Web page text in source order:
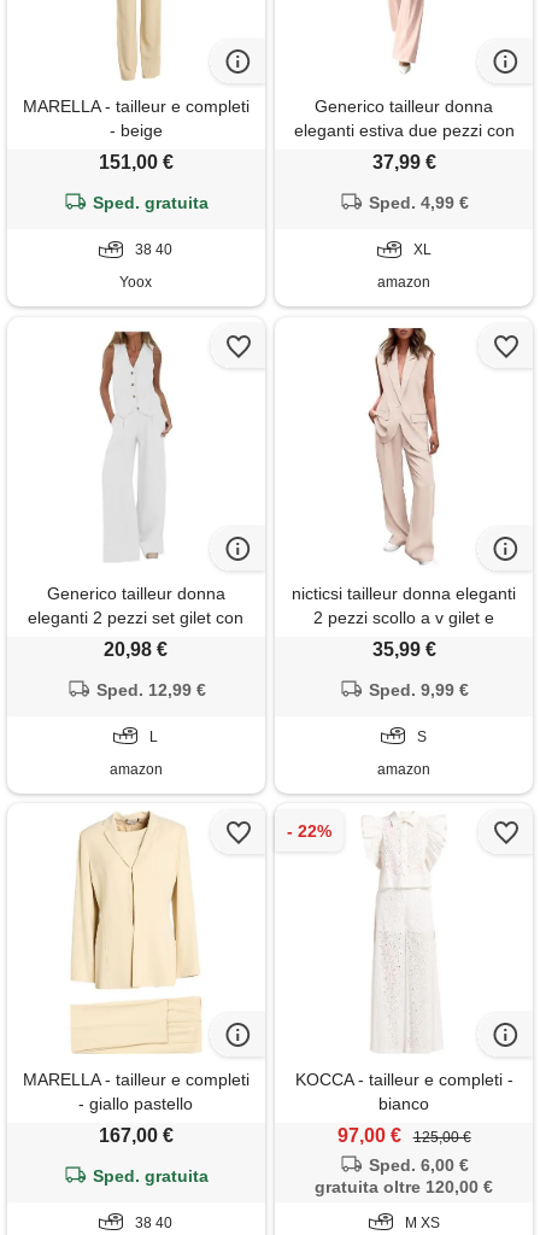
MARELLA - tailleur e completi
- beige
151,00 €
Sped. gratuita
38 40
Yoox
Generico tailleur donna
eleganti estiva due pezzi con
gilet senza maniche e
donna elegante cerimonia
lavoro ufficio e occasioni
importanti, rosa, xl
37,99 €
Sped. 4,99 €
XL
amazon
Generico tailleur donna
eleganti 2 pezzi set gilet con
scollo a v senza maniche
completo set estate lino
20,98 €
Sped. 12,99 €
L
amazon
nicticsi tailleur donna eleganti
2 pezzi scollo a v gilet e
pantaloni larghi set business
moderno confortevole outfit a
35,99 €
Sped. 9,99 €
S
amazon
MARELLA - tailleur e completi
- giallo pastello
167,00 €
Sped. gratuita
38 40
KOCCA - tailleur e completi -
bianco
97,00 € 125,00 €
Sped. 6,00 €
gratuita oltre 120,00 €
M XS